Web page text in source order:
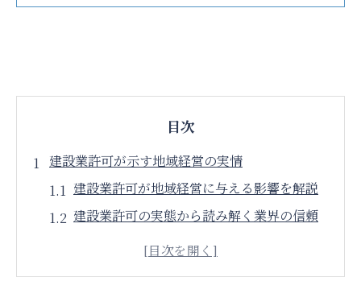
目次
建設業許可が示す地域経営の実情
建設業許可が地域経営に与える影響を解説
建設業許可の実態から読み解く業界の信頼